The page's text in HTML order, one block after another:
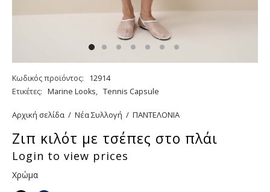
Κωδικός προϊόντος:
12914
Ετικέτες: Marine Looks, Tennis Capsule
Αρχική σελίδα / Νέα Συλλογή / ΠΑΝΤΕΛΟΝΙΑ
Ζιπ κιλότ με τσέπες στο πλάι
Login to view prices
Χρώμα